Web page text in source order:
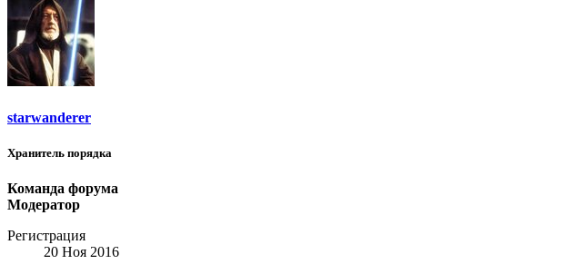
starwanderer
Хранитель порядка
Команда форума
Модератор
Регистрация
20 Ноя 2016